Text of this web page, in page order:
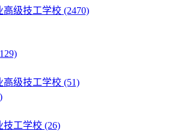
高级技工学校 (2470)
高级技工学校​ (51)
技工学校 (26)